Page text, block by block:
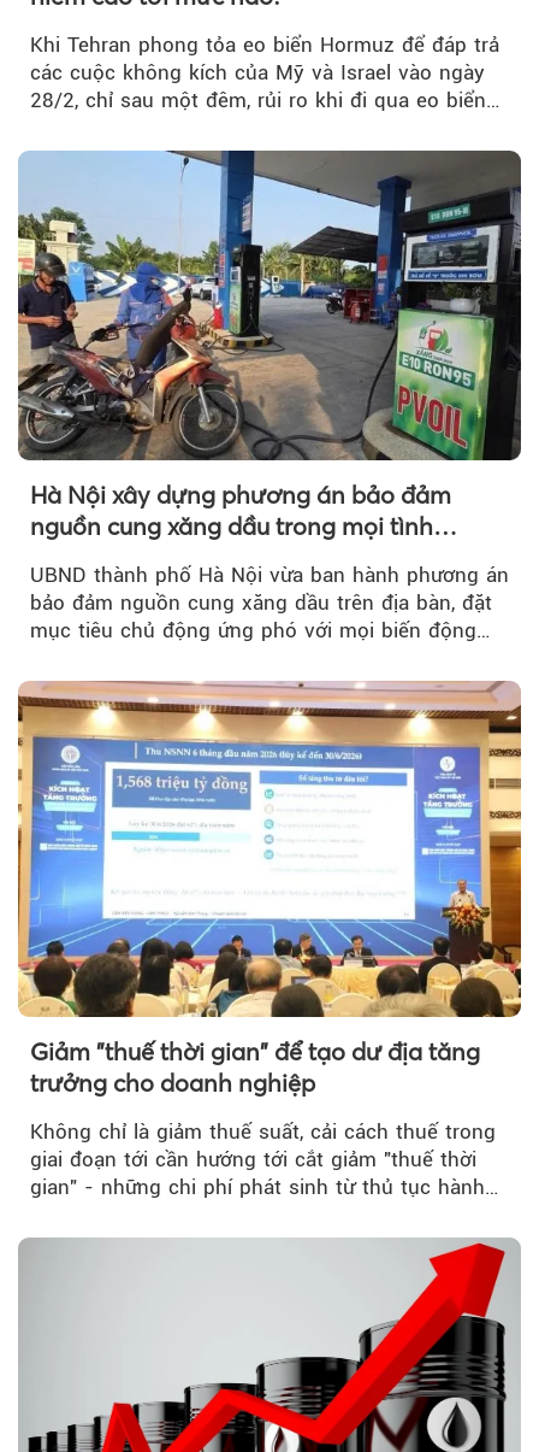
Khi Tehran phong tỏa eo biển Hormuz để đáp trả
các cuộc không kích của Mỹ và Israel vào ngày
28/2, chỉ sau một đêm, rủi ro khi đi qua eo biển
theo.
Hà Nội xây dựng phương án bảo đảm
nguồn cung xăng dầu trong mọi tình
UBND thành phố Hà Nội vừa ban hành phương án
bảo đảm nguồn cung xăng dầu trên địa bàn, đặt
mục tiêu chủ động ứng phó với mọi biến động
Giảm "thuế thời gian" để tạo dư địa tăng
trưởng cho doanh nghiệp
Không chỉ là giảm thuế suất, cải cách thuế trong
giai đoạn tới cần hướng tới cắt giảm "thuế thời
gian" - những chi phí phát sinh từ thủ tục hành